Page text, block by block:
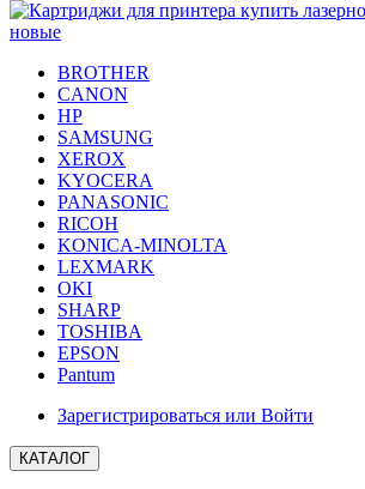
BROTHER
CANON
HP
SAMSUNG
XEROX
KYOCERA
PANASONIC
RICOH
KONICA-MINOLTA
LEXMARK
OKI
SHARP
TOSHIBA
EPSON
Pantum
Зарегистрироваться или Войти
КАТАЛОГ